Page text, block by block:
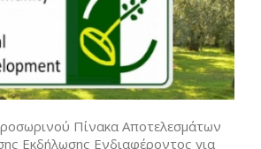
Πίνακα Αποτελεσμάτων
Εκδήλωσης Ενδιαφέροντος για